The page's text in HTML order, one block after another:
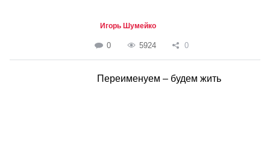
Игорь Шумейко
0 5924 0
Переименуем – будем жить